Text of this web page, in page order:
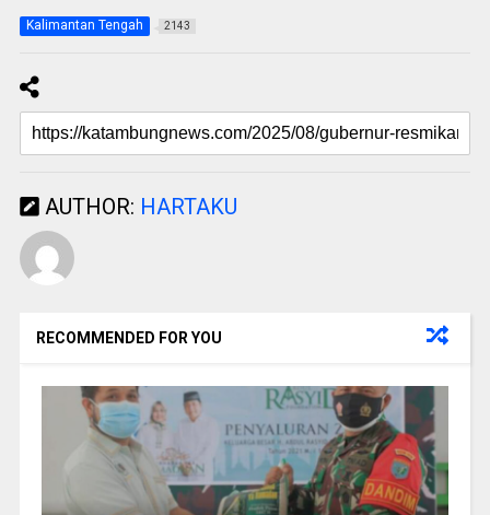
Kalimantan Tengah 2143
AUTHOR: HARTAKU
RECOMMENDED FOR YOU